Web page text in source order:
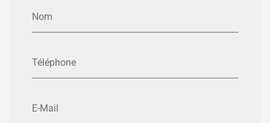
Nom
Téléphone
E-Mail